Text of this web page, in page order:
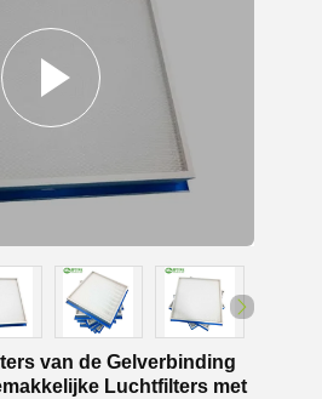
van de Gelverbinding
Luchtfilters met